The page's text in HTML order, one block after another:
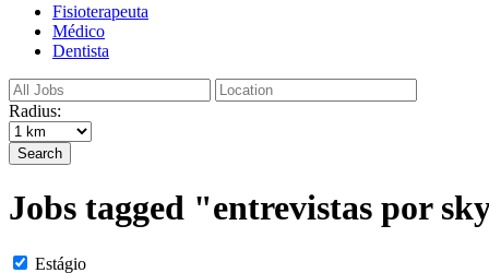
Fisioterapeuta
Médico
Dentista
Radius:
Search
Jobs tagged "entrevistas por
Estágio